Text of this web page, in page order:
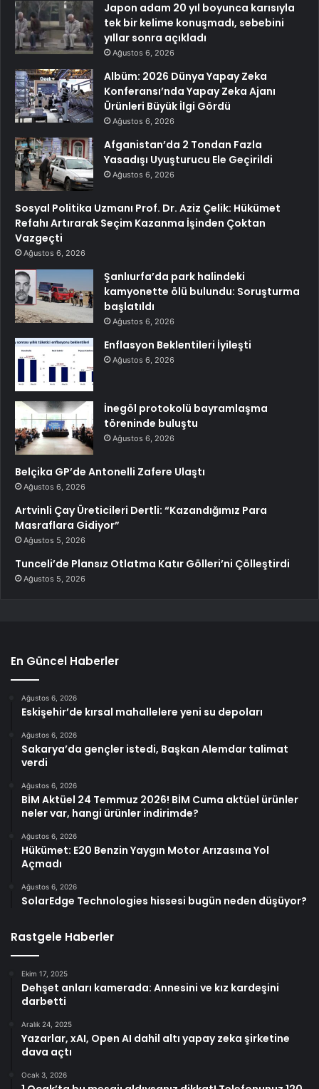
Japon adam 20 yıl boyunca karısıyla
tek bir kelime konuşmadı, sebebini
yıllar sonra açıkladı
Ağustos 6, 2026
Albüm: 2026 Dünya Yapay Zeka
Konferansı’nda Yapay Zeka Ajanı
Ürünleri Büyük İlgi Gördü
Ağustos 6, 2026
Afganistan’da 2 Tondan Fazla
Yasadışı Uyuşturucu Ele Geçirildi
Ağustos 6, 2026
Sosyal Politika Uzmanı Prof. Dr. Aziz Çelik: Hükümet
Refahı Artırarak Seçim Kazanma İşinden Çoktan
Vazgeçti
Ağustos 6, 2026
Şanlıurfa’da park halindeki
kamyonette ölü bulundu: Soruşturma
başlatıldı
Ağustos 6, 2026
Enflasyon Beklentileri İyileşti
Ağustos 6, 2026
İnegöl protokolü bayramlaşma
töreninde buluştu
Ağustos 6, 2026
Belçika GP’de Antonelli Zafere Ulaştı
Ağustos 6, 2026
Artvinli Çay Üreticileri Dertli: “Kazandığımız Para
Masraflara Gidiyor”
Ağustos 5, 2026
Tunceli’de Plansız Otlatma Katır Gölleri’ni Çölleştirdi
Ağustos 5, 2026
En Güncel Haberler
Ağustos 6, 2026
Eskişehir’de kırsal mahallelere yeni su depoları
Ağustos 6, 2026
Sakarya’da gençler istedi, Başkan Alemdar talimat
verdi
Ağustos 6, 2026
BİM Aktüel 24 Temmuz 2026! BİM Cuma aktüel ürünler
neler var, hangi ürünler indirimde?
Ağustos 6, 2026
Hükümet: E20 Benzin Yaygın Motor Arızasına Yol
Açmadı
Ağustos 6, 2026
SolarEdge Technologies hissesi bugün neden düşüyor?
Rastgele Haberler
Ekim 17, 2025
Dehşet anları kamerada: Annesini ve kız kardeşini
darbetti
Aralık 24, 2025
Yazarlar, xAI, Open AI dahil altı yapay zeka şirketine
dava açtı
Ocak 3, 2026